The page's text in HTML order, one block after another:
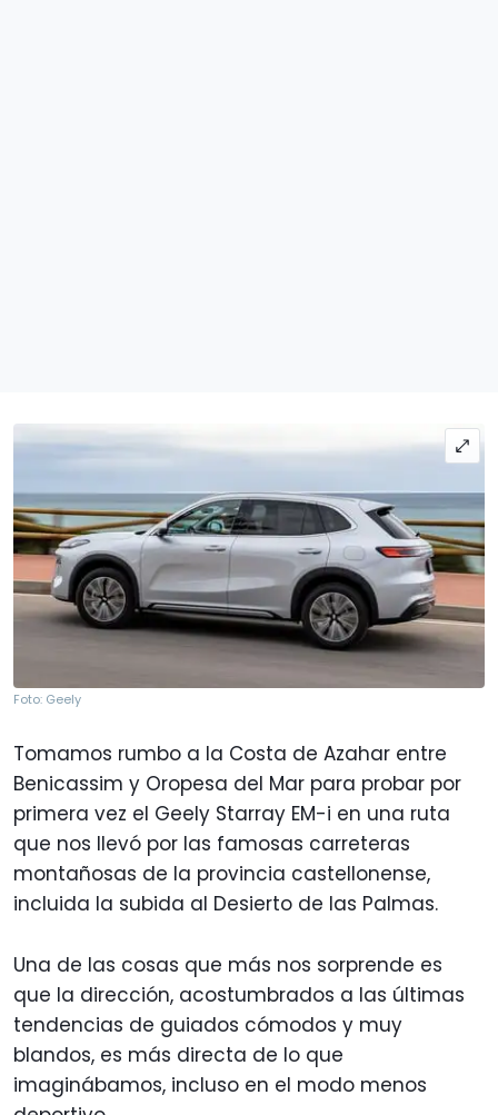
Foto: Geely
Tomamos rumbo a la Costa de Azahar entre
Benicassim y Oropesa del Mar para probar por
primera vez el Geely Starray EM-i en una ruta
que nos llevó por las famosas carreteras
montañosas de la provincia castellonense,
incluida la subida al Desierto de las Palmas.
Una de las cosas que más nos sorprende es
que la dirección, acostumbrados a las últimas
tendencias de guiados cómodos y muy
blandos, es más directa de lo que
imaginábamos, incluso en el modo menos